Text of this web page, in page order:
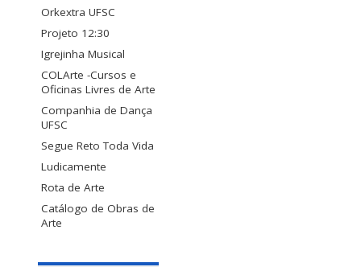
Orkextra UFSC
Projeto 12:30
Igrejinha Musical
COLArte -Cursos e
Oficinas Livres de Arte
Companhia de Dança
UFSC
Segue Reto Toda Vida
Ludicamente
Rota de Arte
Catálogo de Obras de
Arte